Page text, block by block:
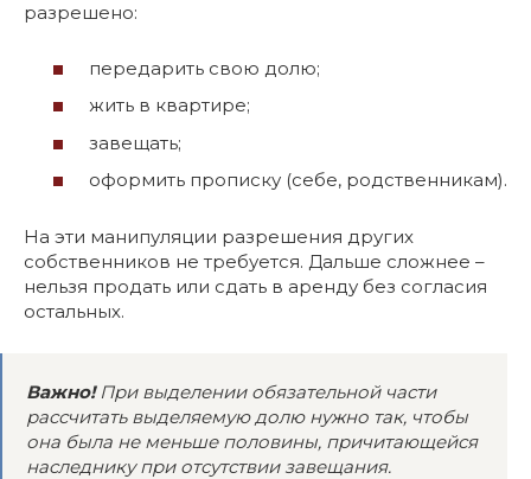
разрешено:
передарить свою долю;
жить в квартире;
завещать;
оформить прописку (себе, родственникам).
На эти манипуляции разрешения других
собственников не требуется. Дальше сложнее –
нельзя продать или сдать в аренду без согласия
остальных.
Важно!При выделении обязательной части
рассчитать выделяемую долю нужно так, чтобы
она была не меньше половины, причитающейся
наследнику при отсутствии завещания.